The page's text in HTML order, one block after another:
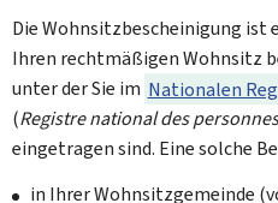
Die Wohnsitzbescheinigung ist
Ihren rechtmäßigen Wohnsitz
unter der Sie im Nationalen
(Registre national des
eingetragen sind. Eine solche
in Ihrer Wohnsitzgemeinde